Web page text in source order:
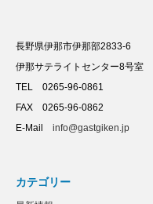
長野県伊那市伊那部2833-6
伊那サテライトセンター8号室
TEL 0265-96-0861
FAX 0265-96-0862
E-Mail info@gastgiken.jp
カテゴリー